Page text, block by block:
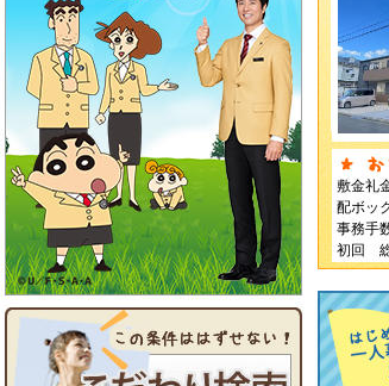
8/4 お盆前にお部屋探し…(。´･ω･)
本日、ご予約なし飛び込み も可能です
お問合せ・ご相談もお待ちしております
8/3 与野本町 1R 3 分
ゆとりのある10.5帖の洋室、WICもあります
『プラティーク』←詳細はこちら
7/31 南与野 1LDK 徒歩4
スーパー目の前でお買い物便利な立地
『ベルキューブS』←クリック必須
7/30 中浦和1R
2階角部屋
通勤･通学にも便利な駅近
『アドフィ中浦和』←詳細はここから
敷金礼
配ボッ
事務手
初回
440円